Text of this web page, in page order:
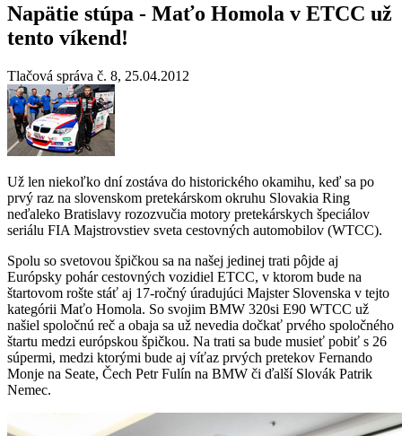
Napätie stúpa - Maťo Homola v ETCC už
tento víkend!
Tlačová správa č. 8, 25.04.2012
Už len niekoľko dní zostáva do historického okamihu, keď sa po
prvý raz na slovenskom pretekárskom okruhu Slovakia Ring
neďaleko Bratislavy rozozvučia motory pretekárskych špeciálov
seriálu FIA Majstrovstiev sveta cestovných automobilov (WTCC).
Spolu so svetovou špičkou sa na našej jedinej trati pôjde aj
Európsky pohár cestovných vozidiel ETCC, v ktorom bude na
štartovom rošte stáť aj 17-ročný úradujúci Majster Slovenska v tejto
kategórii Maťo Homola. So svojim BMW 320si E90 WTCC už
našiel spoločnú reč a obaja sa už nevedia dočkať prvého spoločného
štartu medzi európskou špičkou. Na trati sa bude musieť pobiť s 26
súpermi, medzi ktorými bude aj víťaz prvých pretekov Fernando
Monje na Seate, Čech Petr Fulín na BMW či ďalší Slovák Patrik
Nemec.